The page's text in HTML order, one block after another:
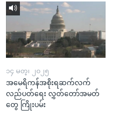
၁၄ မတ္၊ ၂၀၂၅
အမေရိကန်အစိုးရဆက်လက်
လည်ပတ်ရေး လွှတ်တော်အမတ်
တွေ ကြိုးပမ်း